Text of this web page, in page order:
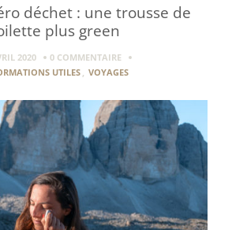
déchet : une trousse de
plus green
2020
0 COMMENTAIRE
UTILES
VOYAGES